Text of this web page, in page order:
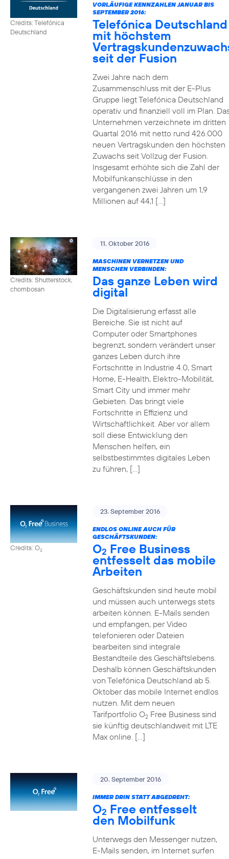
Credits: Telefónica
Deutschland
VORLÄUFIGE KENNZAHLEN JANUAR BIS
SEPTEMBER 2016:
Telefónica Deutschland
mit höchstem
seit der Fusion
Zwei Jahre nach dem
Zusammenschluss mit der E-Plus
Gruppe liegt Telefónica Deutschland
operativ und finanziell voll im Plan.
Unternehmen verzeichnete im dritten
Quartal 2016 mit netto rund 426.000
neuen Vertragskunden den höchsten
Zuwachs seit Vollzug der Fusion.
Insgesamt erhöhte sich die Zahl der
Mobilfunkanschlüsse in den
vergangenen zwei Jahren um 1,9
Millionen auf 44,1 […]
Credits: Shutterstock,
chombosan
11. Oktober 2016
MASCHINEN VERNETZEN UND
MENSCHEN VERBINDEN:
Das ganze Leben wird
digital
Die Digitalisierung erfasst alle
Bereiche. Sie ist nicht auf
Computer oder Smartphones
begrenzt, sondern verändert unser
ganzes Leben durch ihre
Fortschritte in Industrie 4.0, Smart
Home, E-Health, Elektro-Mobilität,
Smart City und immer mehr
Gebieten. Das bringt viele
Fortschritte in Effizienz und
Wirtschaftlichkeit. Aber vor allem
soll diese Entwicklung den
Menschen helfen, ein
selbstbestimmtes digitales Leben
zu führen, […]
Credits: O2
23. September 2016
ENDLOS ONLINE AUCH FÜR
GESCHÄFTSKUNDEN:
O2 Free Business
entfesselt das mobile
Arbeiten
Geschäftskunden sind heute mobil
und müssen auch unterwegs stets
arbeiten können. E-Mails senden
und empfangen, per Video
telefonieren oder Dateien
bearbeiten sind integrale
Bestandteile des Geschäftslebens.
Deshalb können Geschäftskunden
von Telefónica Deutschland ab 5.
Oktober das mobile Internet endlos
nutzen. Mit dem neuen
Tarifportfolio O2Free Business sind
sie künftig deutschlandweit mit LTE
Max online. […]
20. September 2016
IMMER DRIN STATT ABGEDREHT:
O2 Free entfesselt
den Mobilfunk
Unterwegs den Messenger nutzen,
E-Mails senden, im Internet surfen